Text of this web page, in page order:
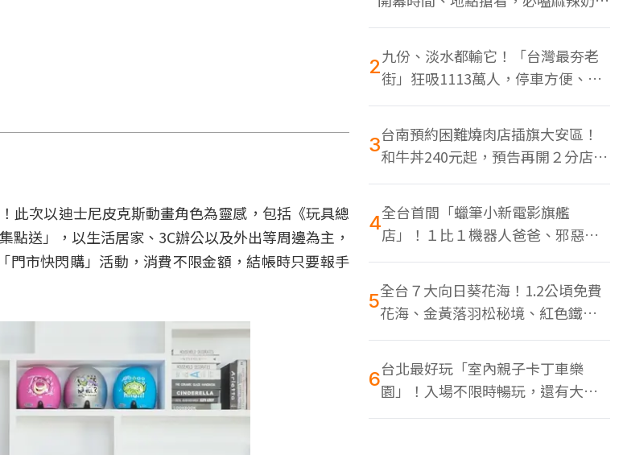
此次以迪士尼皮克斯動畫角色為靈感，包括《玩具總
送」，以生活居家、3C辦公以及外出等周邊為主，
市快閃購」活動，消費不限金額，結帳時只要報手
蝦
2九份、淡水都輸它！「台灣最夯老
街」狂吸1113萬人，停車方便、特
色美食多
3台南預約困難燒肉店插旗大安區！
和牛丼240元起，預告再開２分店、
地點曝光
4全台首間「蠟筆小新電影旗艦
店」！１比１機器人爸爸、邪惡正
男，百款周邊買翻
5全台７大向日葵花海！1.2公頃免費
花海、金黃落羽松秘境、紅色鐵橋
同框
6台北最好玩「室內親子卡丁車樂
園」！入場不限時暢玩，還有大螢
幕Switch遊戲區